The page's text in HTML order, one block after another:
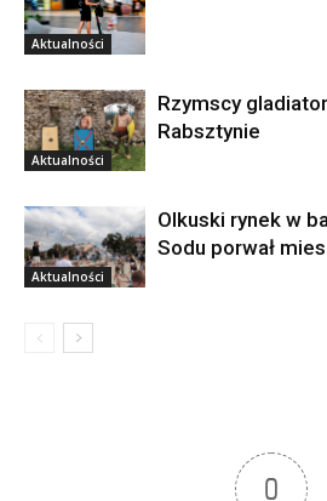
Aktualności
Aktualności
Rzymscy
Rabsztynie
Aktualności
Olkuski rynek w
Sodu porwał
0